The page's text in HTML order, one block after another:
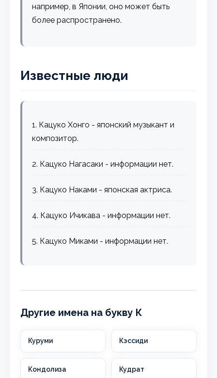
например, в Японии, оно может быть
более распространено.
Известные люди
1. Кацуко Хонго - японский музыкант и
композитор.
2. Кацуко Нагасаки - информации нет.
3. Кацуко Наками - японская актриса.
4. Кацуко Ичикава - информации нет.
5. Кацуко Миками - информации нет.
Другие имена на букву К
Куруми Кэссиди
Кондолиза Кудрат